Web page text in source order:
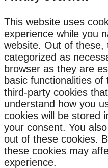
This website uses
experience while you
website. Out of these,
categorized as
browser as they are
basic functionalities
third-party cookies
understand how you
cookies will be stored
your consent. You
out of these cookies.
these cookies may
experience.